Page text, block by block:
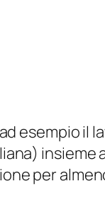
esempio il
per